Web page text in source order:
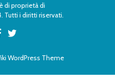
di proprietà di
Tutti i diritti riservati.
WordPress Theme